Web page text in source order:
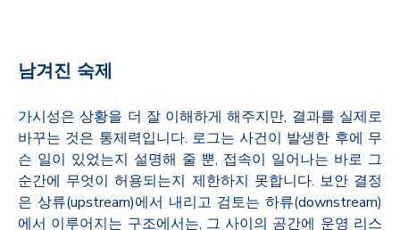
남겨진 숙제
가시성은 상황을 더 잘 이해하게 해주지만, 결과를 실제로
바꾸는 것은 통제력입니다. 로그는 사건이 발생한 후에 무
슨 일이 있었는지 설명해 줄 뿐, 접속이 일어나는 바로 그
순간에 무엇이 허용되는지 제한하지 못합니다. 보안 결정
은 상류(upstream)에서 내리고 검토는 하류(downstream)
에서 이루어지는 구조에서는, 그 사이의 공간에 운영 리스